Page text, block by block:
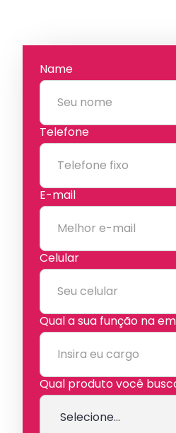
Name
Telefone
E-mail
Celular
Qual a sua função na
Qual produto você